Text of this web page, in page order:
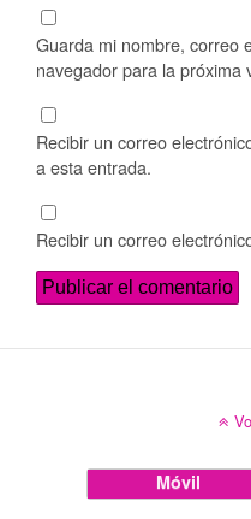
Guarda mi nombre, correo
navegador para la próxima
Recibir un correo
a esta entrada.
Recibir un correo
Móvil